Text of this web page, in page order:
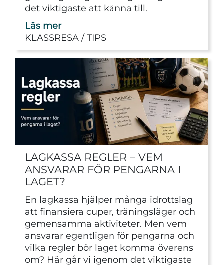
det viktigaste att känna till.
Läs mer
KLASSRESA
TIPS
LAGKASSA REGLER – VEM
ANSVARAR FÖR PENGARNA I
LAGET?
En lagkassa hjälper många idrottslag
att finansiera cuper, träningsläger och
gemensamma aktiviteter. Men vem
ansvarar egentligen för pengarna och
vilka regler bör laget komma överens
om? Här går vi igenom det viktigaste